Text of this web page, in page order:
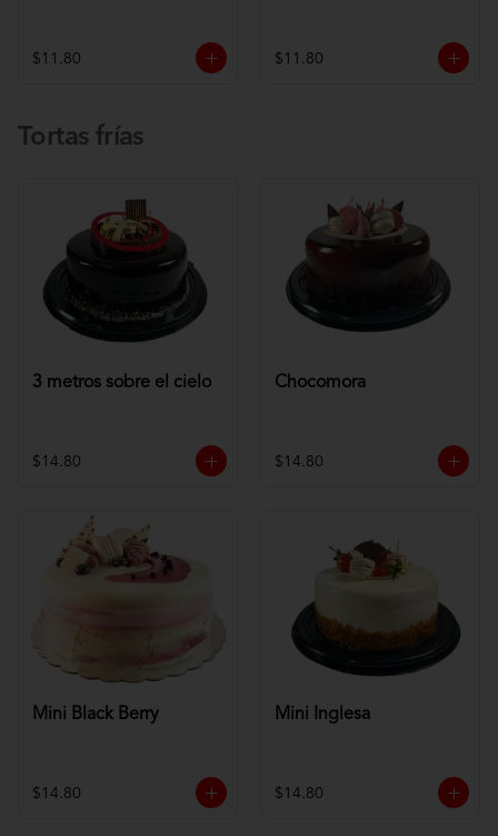
$11.80 $11.80
Tortas frías
3 metros sobre el cielo
$14.80
Chocomora
$14.80
Mini Black Berry
$14.80
Mini Inglesa
$14.80